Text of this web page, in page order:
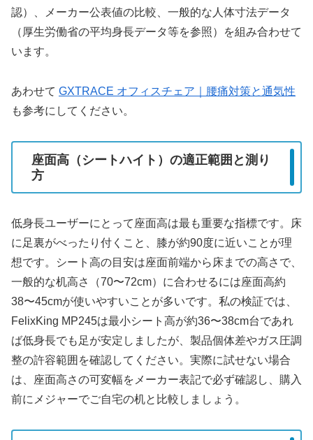
認）、メーカー公表値の比較、一般的な人体寸法データ
（厚生労働省の平均身長データ等を参照）を組み合わせて
います。
あわせて GXTRACE オフィスチェア｜腰痛対策と通気性
も参考にしてください。
座面高（シートハイト）の適正範囲と測り
方
低身長ユーザーにとって座面高は最も重要な指標です。床
に足裏がべったり付くこと、膝が約90度に近いことが理
想です。シート高の目安は座面前端から床までの高さで、
一般的な机高さ（70〜72cm）に合わせるには座面高約
38〜45cmが使いやすいことが多いです。私の検証では、
FelixKing MP245は最小シート高が約36〜38cm台であれ
ば低身長でも足が安定しましたが、製品個体差やガス圧調
整の許容範囲を確認してください。実際に試せない場合
は、座面高さの可変幅をメーカー表記で必ず確認し、購入
前にメジャーでご自宅の机と比較しましょう。